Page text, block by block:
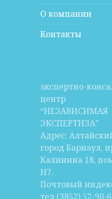
О компании
Контакты
зкспертно-
центр
“НЕЗАВИСИМАЯ
ЭКСПЕРТИЗА”
Адрес:
город Барнаул,
Калинина 18,
Н7.
Почтовый
тел (3852) 52-90-